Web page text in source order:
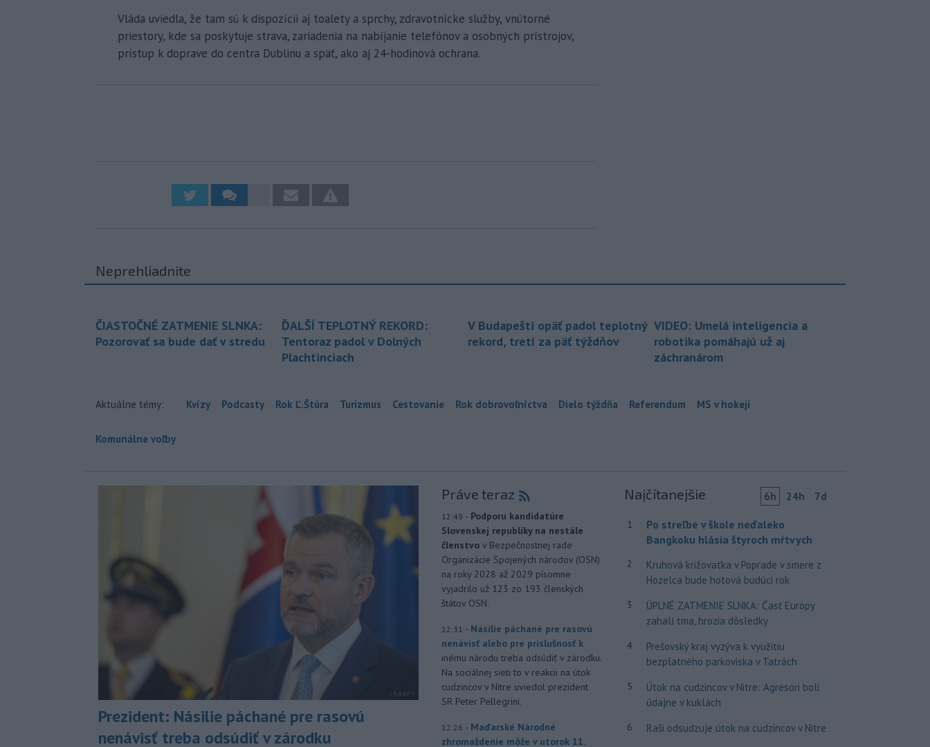
Vláda uviedla, že tam sú k dispozícii aj toalety a sprchy, zdravotnícke služby, vnútorné
priestory, kde sa poskytuje strava, zariadenia na nabíjanie telefónov a osobných prístrojov,
prístup k doprave do centra Dublinu a späť, ako aj 24-hodinová ochrana.
Neprehliadnite
ČIASTOČNÉ ZATMENIE SLNKA:
Pozorovať sa bude dať v stredu
ĎALŠÍ TEPLOTNÝ REKORD:
Tentoraz padol v Dolných
Plachtinciach
V Budapešti opäť padol teplotný
rekord, tretí za päť týždňov
VIDEO: Umelá inteligencia a
robotika pomáhajú už aj
záchranárom
Aktuálne témy: Kvízy Podcasty Rok Ľ.Štúra Turizmus Cestovanie Rok dobrovoľníctva Dielo týždňa Referendum MS v hokeji
Komunálne voľby
Prezident: Násilie páchané pre rasovú
nenávisť treba odsúdiť v zárodku
Práve teraz
12:49 - Podporu kandidatúre
Slovenskej republiky na nestále
členstvo v Bezpečnostnej rade
Organizácie Spojených národov (OSN)
na roky 2028 až 2029 písomne
vyjadrilo už 123 zo 193 členských
štátov OSN.
12:31 - Násilie páchané pre rasovú
nenávisť alebo pre príslušnosť k
inému národu treba odsúdiť v zárodku.
Na sociálnej sieti to v reakcii na útok
cudzincov v Nitre uviedol prezident
SR Peter Pellegrini.
12:26 - Maďarské Národné
zhromaždenie môže v utorok 11.
Najčítanejšie 6h 24h 7d
1
Po streľbe v škole neďaleko
Bangkoku hlásia štyroch mŕtvych
2
Kruhová križovatka v Poprade v smere z
Hozelca bude hotová budúci rok
3
ÚPLNÉ ZATMENIE SLNKA: Časť Európy
zahalí tma, hrozia dôsledky
4
Prešovský kraj vyzýva k využitiu
bezplatného parkoviska v Tatrách
5
Útok na cudzincov v Nitre: Agresori boli
údajne v kuklách
6 Raši odsudzuje útok na cudzincov v Nitre